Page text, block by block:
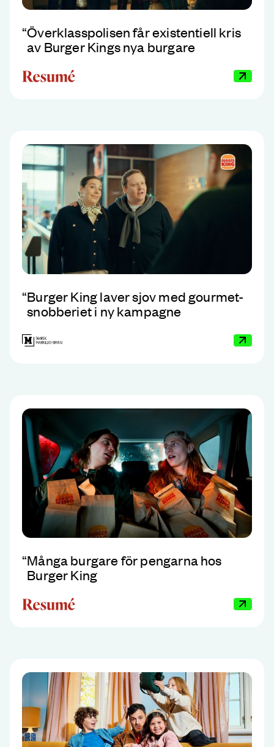
“Överklasspolisen får existentiell kris
av Burger Kings nya burgare
“Burger King laver sjov med gourmet-
snobberiet i ny kampagne
“Många burgare för pengarna hos
Burger King